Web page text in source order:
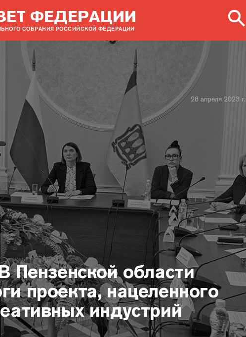
ФЕДЕРАЦИИ
СОБРАНИЯ РОССИЙСКОЙ ФЕДЕРАЦИИ
Пензенской области
проекта, нацеленного
индустрий
28 апреля 2023 г.